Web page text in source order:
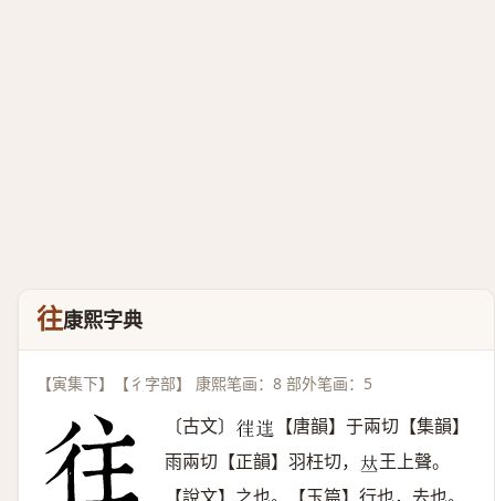
往康熙字典
【寅集下】【彳字部】 康熙笔画：8 部外笔画：5
〔古文〕 𢔎 𨓹
【唐韻】于兩切【集韻】
雨兩切【正韻】羽枉切， 𠀤王上聲。